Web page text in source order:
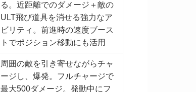
る。近距離でのダメージ＋敵の
ULT飛び道具を消せる強力なア
ビリティ。前進時の速度ブース
トでポジション移動にも活用
周囲の敵を引き寄せながらチャ
ージし、爆発。フルチャージで
最大500ダメージ。発動中にフ